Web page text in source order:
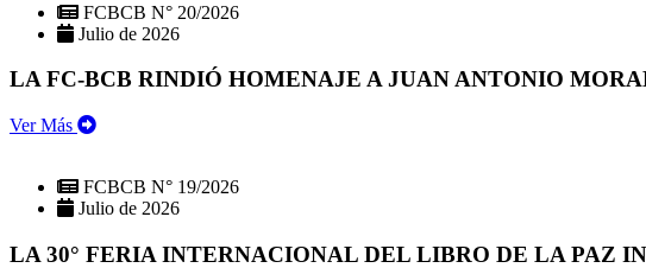
FCBCB N° 20/2026
Julio de 2026
LA FC-BCB RINDIÓ HOMENAJE A JUAN ANTONIO
Ver Más
FCBCB N° 19/2026
Julio de 2026
LA 30° FERIA INTERNACIONAL DEL LIBRO DE LA PAZ